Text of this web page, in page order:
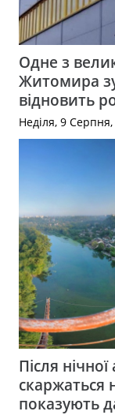
Одне з
Житомира
відновить
Неділя, 9
Після
скаржаться
показують